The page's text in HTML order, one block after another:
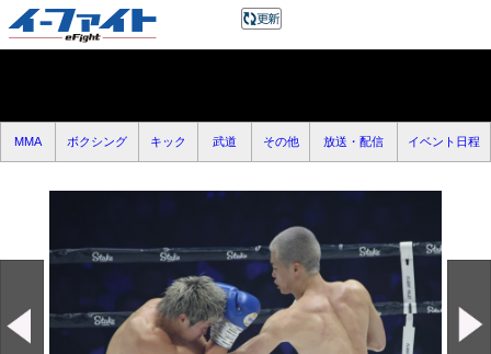
MMA ボクシング キック 武道 その他 放送・配信 イベント日程